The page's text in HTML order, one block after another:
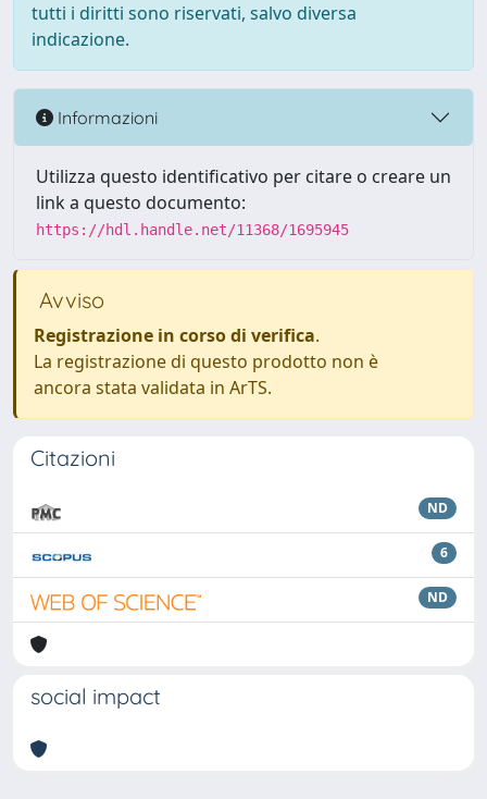
tutti i diritti sono riservati, salvo diversa
indicazione.
Informazioni
Utilizza questo identificativo per citare o creare un
link a questo documento:
https://hdl.handle.net/11368/1695945
Avviso
Registrazione in corso di verifica.
La registrazione di questo prodotto non è
ancora stata validata in ArTS.
Citazioni
ND
6
ND
social impact